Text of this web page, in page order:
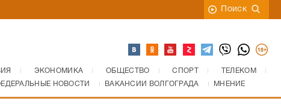
Поиск
ЭКОНОМИКА ОБЩЕСТВО СПОРТ
ТЕЛЕКОМ
НОВОСТИ ВАКАНСИИ ВОЛГОГРАДА МНЕНИЕ